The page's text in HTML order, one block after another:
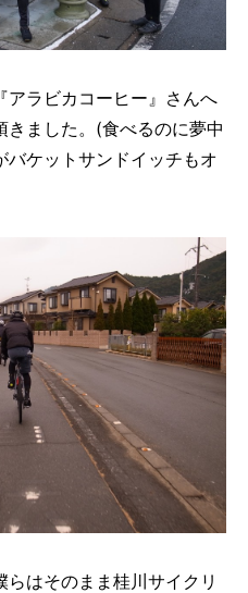
アラビカコーヒー』さんへ
ました。(食べるのに夢中
バケットサンドイッチもオ
はそのまま桂川サイクリ